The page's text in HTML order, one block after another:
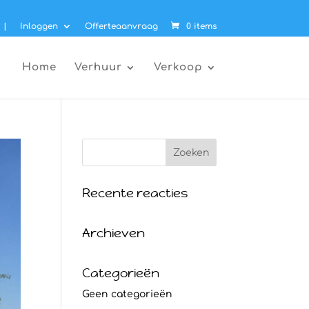
Inloggen Offerteaanvraag 0 items
Home Verhuur Verkoop
Recente reacties
Archieven
Categorieën
Geen categorieën